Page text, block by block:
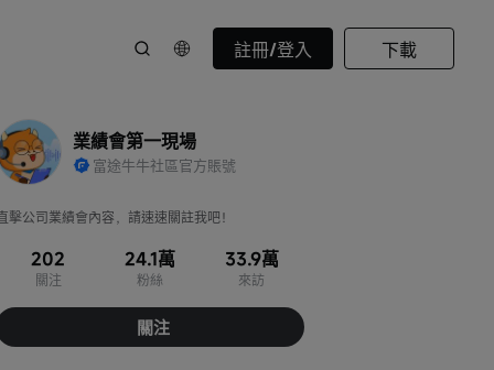
註冊/登入 下載
業績會第一現場
富途牛牛社區官方賬號
擊公司業績會內容，請速速關註我吧！
202
關注
24.1萬
粉絲
33.9萬
來訪
關注